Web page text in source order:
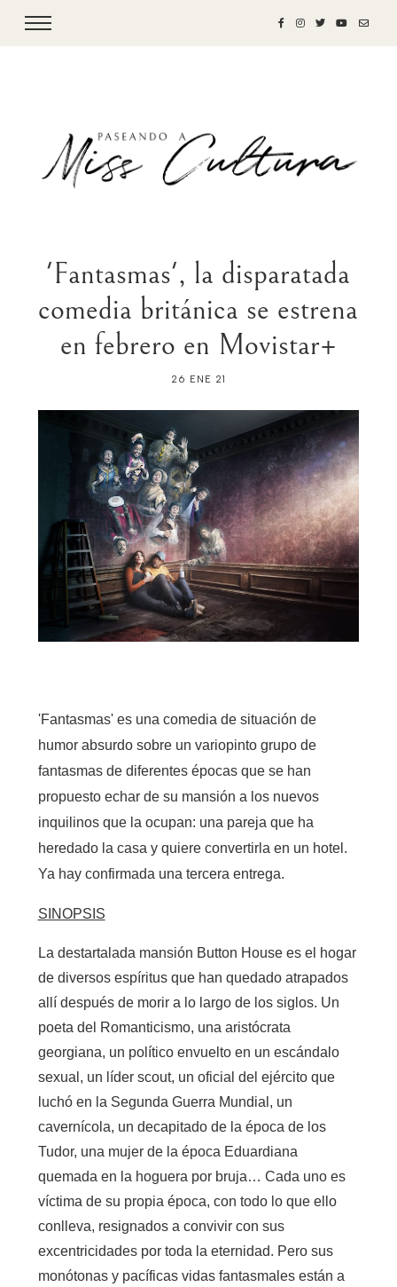
'Fantasmas', la disparatada
comedia británica se estrena
en febrero en Movistar+
26 ENE 21
'Fantasmas' es una comedia de situación de
humor absurdo sobre un variopinto grupo de
fantasmas de diferentes épocas que se han
propuesto echar de su mansión a los nuevos
inquilinos que la ocupan: una pareja que ha
heredado la casa y quiere convertirla en un hotel.
Ya hay confirmada una tercera entrega.
SINOPSIS
La destartalada mansión Button House es el hogar
de diversos espíritus que han quedado atrapados
allí después de morir a lo largo de los siglos. Un
poeta del Romanticismo, una aristócrata
georgiana, un político envuelto en un escándalo
sexual, un líder scout, un oficial del ejército que
luchó en la Segunda Guerra Mundial, un
cavernícola, un decapitado de la época de los
Tudor, una mujer de la época Eduardiana
quemada en la hoguera por bruja… Cada uno es
víctima de su propia época, con todo lo que ello
conlleva, resignados a convivir con sus
excentricidades por toda la eternidad. Pero sus
monótonas y pacíficas vidas fantasmales están a